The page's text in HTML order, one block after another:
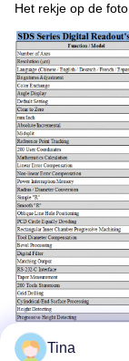
Het rekje op de
Tina